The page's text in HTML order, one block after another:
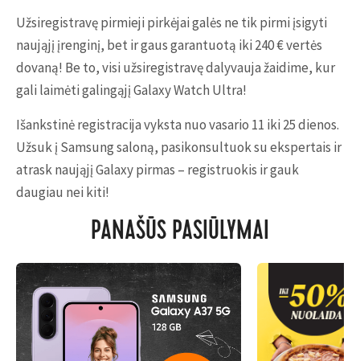
Užsiregistravę pirmieji pirkėjai galės ne tik pirmi įsigyti
naująjį įrenginį, bet ir gaus garantuotą iki 240 € vertės
dovaną! Be to, visi užsiregistravę dalyvauja žaidime, kur
gali laimėti galingąjį Galaxy Watch Ultra!
Išankstinė registracija vyksta nuo vasario 11 iki 25 dienos.
Užsuk į Samsung saloną, pasikonsultuok su ekspertais ir
atrask naująjį Galaxy pirmas – registruokis ir gauk
daugiau nei kiti!
PANAŠŪS PASIŪLYMAI